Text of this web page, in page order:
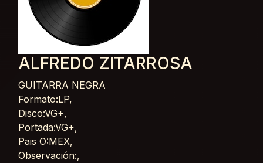
ALFREDO ZITARROSA
GUITARRA NEGRA
Card List Article
Formato:LP,
Disco:VG+,
Portada:VG+,
Pais O:MEX,
Observación:,